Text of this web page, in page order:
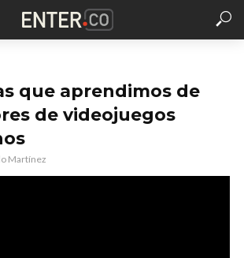
que aprendimos de
de videojuegos
Martínez